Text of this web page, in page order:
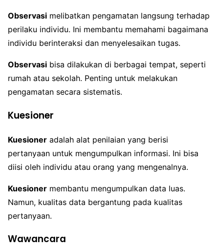
Observasi melibatkan pengamatan langsung terhadap
perilaku individu. Ini membantu memahami bagaimana
individu berinteraksi dan menyelesaikan tugas.
Observasi bisa dilakukan di berbagai tempat, seperti
rumah atau sekolah. Penting untuk melakukan
pengamatan secara sistematis.
Kuesioner
Kuesioner adalah alat penilaian yang berisi
pertanyaan untuk mengumpulkan informasi. Ini bisa
diisi oleh individu atau orang yang mengenalnya.
Kuesioner membantu mengumpulkan data luas.
Namun, kualitas data bergantung pada kualitas
pertanyaan.
Wawancara